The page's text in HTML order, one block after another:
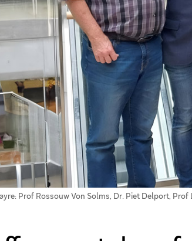
Prof Rossouw Von Solms, Dr. Piet Delport,